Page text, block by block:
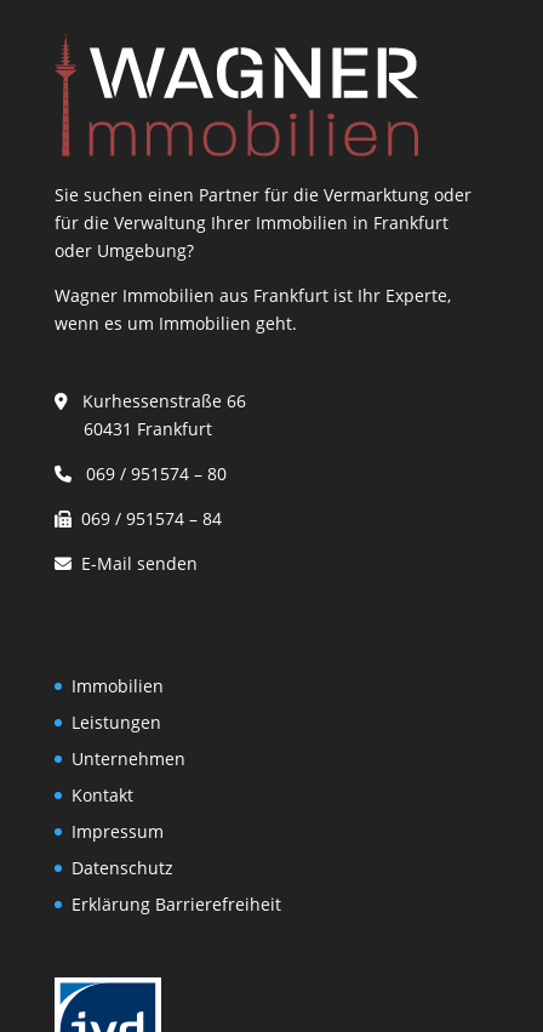
Sie suchen einen Partner für die Vermarktung oder
für die Verwaltung Ihrer Immobilien in Frankfurt
oder Umgebung?
Wagner Immobilien aus Frankfurt ist Ihr Experte,
wenn es um Immobilien geht.
Kurhessenstraße 66
60431 Frankfurt
069 / 951574 – 80
069 / 951574 – 84
E-Mail senden
Immobilien
Leistungen
Unternehmen
Kontakt
Impressum
Datenschutz
Erklärung Barrierefreiheit